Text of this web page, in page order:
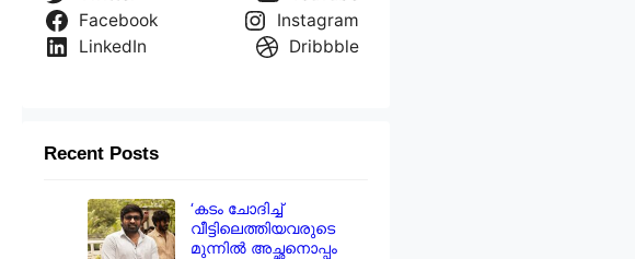
Facebook
Instagram
LinkedIn
Dribbble
Recent Posts
‘കടം ചോദിച്ച്
വീട്ടിലെത്തിയവരുടെ
മുന്നിൽ അച്ഛനൊപ്പം